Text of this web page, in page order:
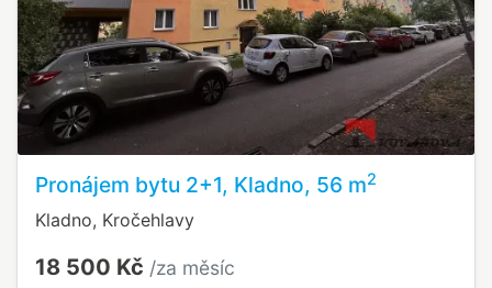
Pronájem bytu 2+1, Kladno, 56 m2
Kladno, Kročehlavy
18 500 Kč /za měsíc